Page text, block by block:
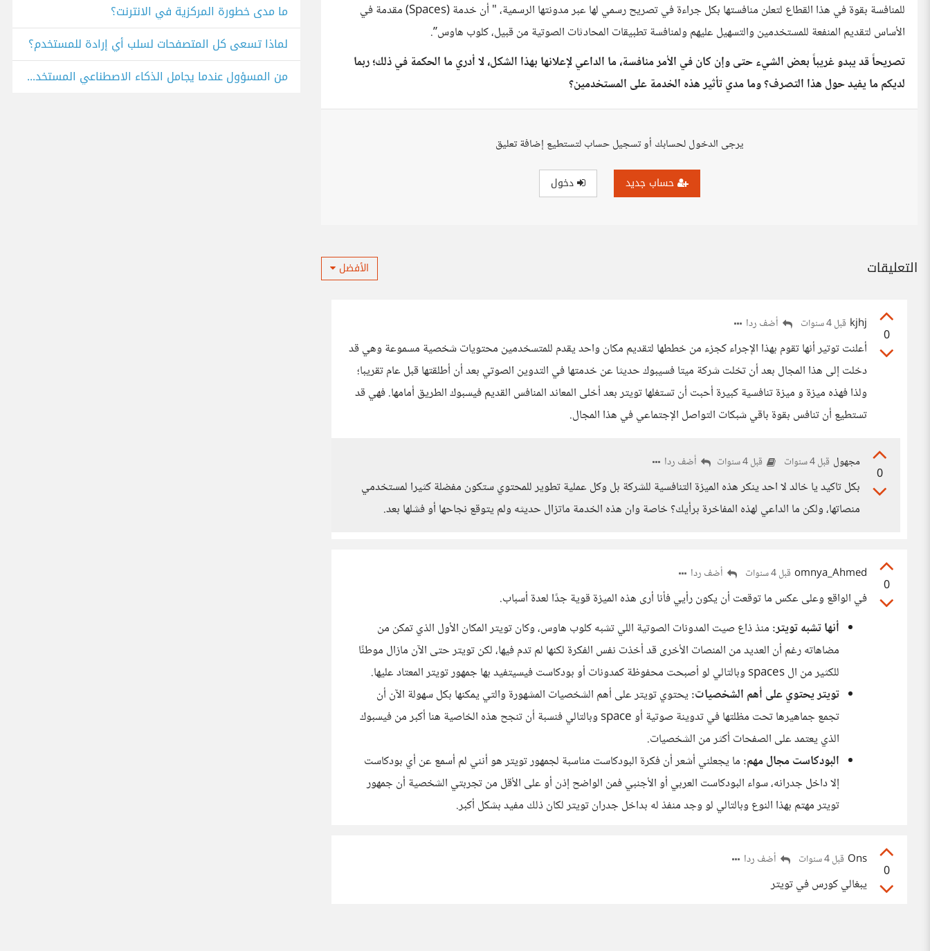
للمنافسة بقوة في هذا القطاع لتعلن منافستها بكل جراءة في تصريح رسمي لها عبر مدونتها الرسمية، " أن خدمة (Spaces) مقدمة في
الأساس لتقديم المنفعة للمستخدمين والتسهيل عليهم ولمنافسة تطبيقات المحادثات الصوتية من قبيل، كلوب هاوس”.
تصريحاً قد يبدو غريباً بعض الشيء حتى وإن كان في الأمر منافسة، ما الداعي لإعلانها بهذا الشكل، لا أدري ما الحكمة في ذلك؛ ربما
لديكم ما يفيد حول هذا التصرف؟ وما مدي تأثير هذه الخدمة على المستخدمين؟
يرجى الدخول لحسابك أو تسجيل حساب لتستطيع إضافة تعليق
حساب جديد دخول
التعليقات الأفضل
0
kjhj قبل 4 سنوات أضف ردا
أعلنت توتير أنها تقوم بهذا الإجراء كجزء من خططها لتقديم مكان واحد يقدم للمتسخدمين محتويات شخصية مسموعة وهي قد
دخلت إلى هذا المجال بعد أن تخلت شركة ميتا فسيبوك حديثا عن خدمتها في التدوين الصوتي بعد أن أطلقتها قبل عام تقريبا؛
ولذا فهذه ميزة و ميزة تنافسية كبيرة أحبت أن تستغلها تويتر بعد أخلى المعاند المنافس القديم فيسبوك الطريق أمامها. فهي قد
تستطيع أن تنافس بقوة باقي شبكات التواصل الإجتماعي في هذا المجال.
0
مجهول قبل 4 سنوات قبل 4 سنوات أضف ردا
بكل تاكيد يا خالد لا احد ينكر هذه الميزة التنافسية للشركة بل وكل عملية تطوير للمحتوي ستكون مفضلة كثيرا لمستخدمي
منصاتها، ولكن ما الداعي لهذه المفاخرة برأيك؟ خاصة وان هذه الخدمة ماتزال حديثه ولم يتوقع نجاحها أو فشلها بعد.
0
omnya_Ahmed قبل 4 سنوات أضف ردا
في الواقع وعلى عكس ما توقعت أن يكون رأيي فأنا أرى هذه الميزة قوية جدًا لعدة أسباب.
أنها تشبه تويتر: منذ ذاع صيت المدونات الصوتية اللي تشبه كلوب هاوس، وكان تويتر المكان الأول الذي تمكن من
مضاهاته رغم أن العديد من المنصات الأخرى قد أخذت نفس الفكرة لكنها لم تدم فيها، لكن تويتر حتى الآن مازال موطنًا
للكثير من ال spaces وبالتالي لو أصبحت محفوظة كمدونات أو بودكاست فيسيتفيد بها جمهور تويتر المعتاد عليها.
تويتر يحتوي على أهم الشخصيات: يحتوي تويتر على أهم الشخصيات المشهورة والتي يمكنها بكل سهولة الآن أن
تجمع جماهيرها تحت مظلتها في تدوينة صوتية أو space وبالتالي فنسبة أن تنجح هذه الخاصية هنا أكبر من فيسبوك
الذي يعتمد على الصفحات أكثر من الشخصيات.
البودكاست مجال مهم: ما يجعلني أشعر أن فكرة البودكاست مناسبة لجمهور تويتر هو أنني لم أسمع عن أي بودكاست
إلا داخل جدرانه، سواء البودكاست العربي أو الأجنبي فمن الواضح إذن أو على الأقل من تجربتي الشخصية أن جمهور
تويتر مهتم بهذا النوع وبالتالي لو وجد منفذ له بداخل جدران تويتر لكان ذلك مفيد بشكل أكبر.
0
Ons قبل 4 سنوات أضف ردا
يبغالي كورس في تويتر
ما مدى خطورة المركزية في الانترنت؟
لماذا تسعى كل المتصفحات لسلب أي إرادة للمستخدم؟
من المسؤول عندما يجامل الذكاء الاصطناعي المستخدم ويعزز قناعاته؟